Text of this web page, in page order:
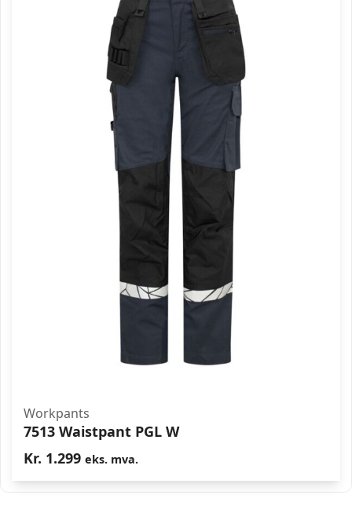
Workpants
7513 Waistpant PGL W
Kr. 1.299 eks. mva.